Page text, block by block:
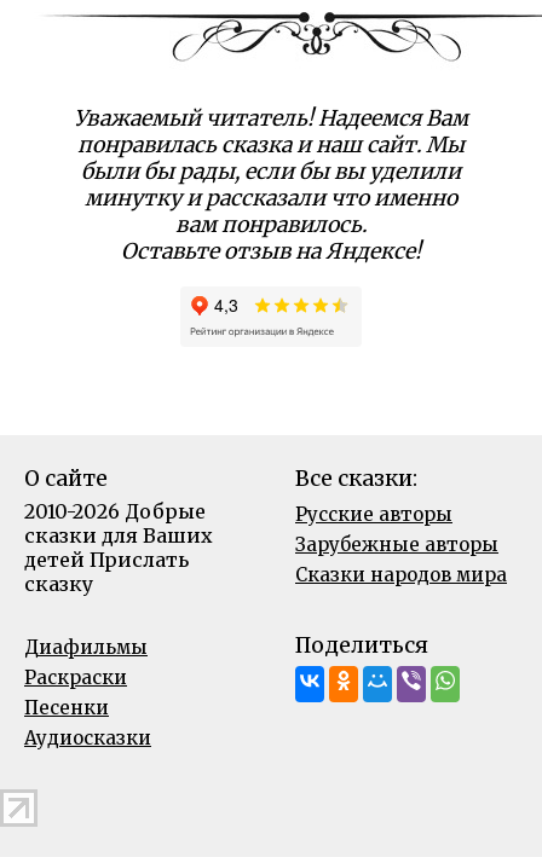
Уважаемый читатель! Надеемся Вам
понравилась сказка и наш сайт. Мы
были бы рады, если бы вы уделили
минутку и рассказали что именно
вам понравилось.
Оставьте отзыв на Яндексе!
О сайте
2010-2026 Добрые
сказки для Ваших
детей Прислать
сказку
Все сказки:
Русские авторы
Зарубежные авторы
Сказки народов мира
Диафильмы
Раскраски
Песенки
Аудиосказки
Поделиться